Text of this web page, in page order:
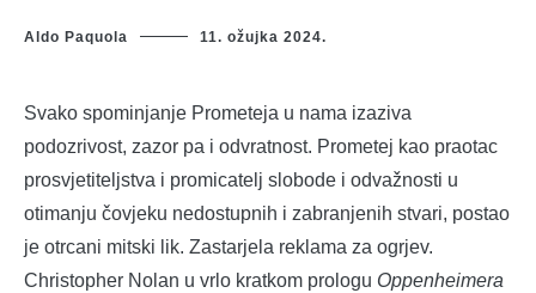
Aldo Paquola 11. ožujka 2024.
Svako spominjanje Prometeja u nama izaziva
podozrivost, zazor pa i odvratnost. Prometej kao praotac
prosvjetiteljstva i promicatelj slobode i odvažnosti u
otimanju čovjeku nedostupnih i zabranjenih stvari, postao
je otrcani mitski lik. Zastarjela reklama za ogrjev.
Christopher Nolan u vrlo kratkom prologu Oppenheimera